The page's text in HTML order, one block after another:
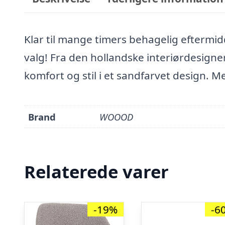
Klar til mange timers behagelig
valg! Fra den hollandske
komfort og stil i et sandfarvet design.
Brand WOOOD
Relaterede varer
-19% -